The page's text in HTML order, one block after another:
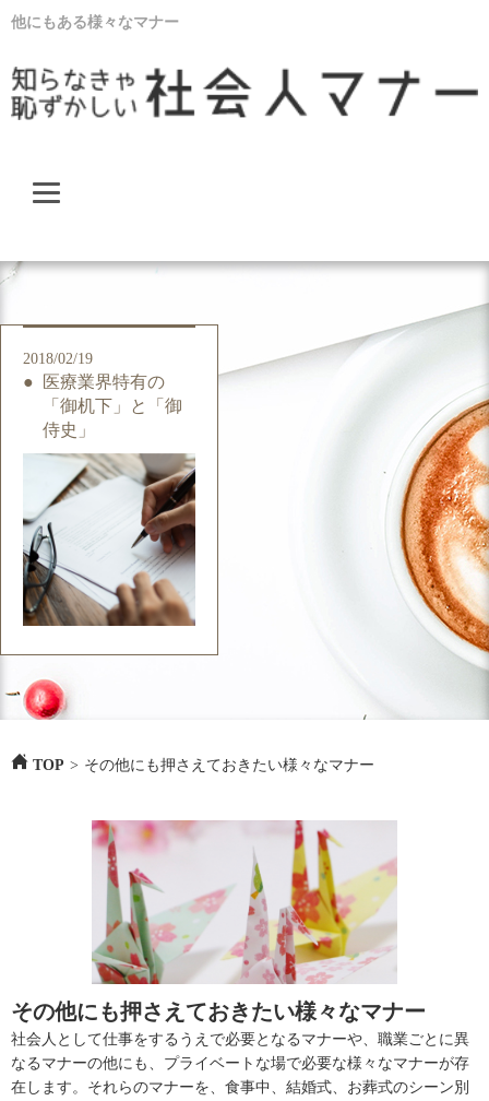
他にもある様々なマナー
2018/02/19
医療業界特有の
「御机下」と「御
侍史」
TOP > その他にも押さえておきたい様々なマナー
その他にも押さえておきたい様々なマナー
社会人として仕事をするうえで必要となるマナーや、職業ごとに異
なるマナーの他にも、プライベートな場で必要な様々なマナーが存
在します。それらのマナーを、食事中、結婚式、お葬式のシーン別